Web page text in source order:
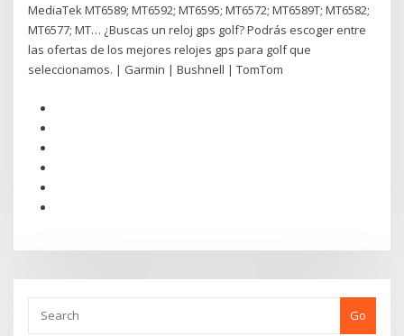
MediaTek MT6589; MT6592; MT6595; MT6572; MT6589T; MT6582;
MT6577; MT… ¿Buscas un reloj gps golf? Podrás escoger entre
las ofertas de los mejores relojes gps para golf que
seleccionamos. | Garmin | Bushnell | TomTom
Go